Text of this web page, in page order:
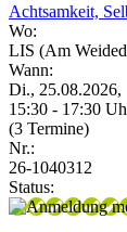
Achtsamkeit,
Wo:
LIS (Am
Wann:
Di., 25.08.2026,
15:30 - 17:30
(3 Termine)
Nr.:
26-1040312
Status: